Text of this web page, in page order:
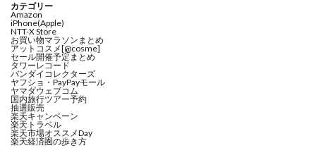
カテゴリー
Amazon
iPhone(Apple)
NTT-X Store
お買い物マラソンまとめ
アットコスメ[@cosme]
セール開催予定まとめ
タワーレコード
バンダイコレクターズ
ヤフショ・PayPayモール
ヤマダウェブコム
国内旅行ツアー予約
抽選販売
楽天キャンペーン
楽天トラベル
楽天市場オススメDay
楽天経済圏の歩き方